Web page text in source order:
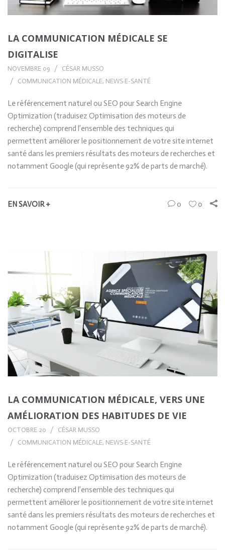
LA COMMUNICATION MÉDICALE SE
DIGITALISE
NOVEMBRE 09
CÉSAR MUSSO
COMMUNICATION MÉDICALE, NEWS E-SANTÉ
Le référencement naturel ou SEO pour Search Engine
Optimization (traduisez Optimisation des moteurs de
recherche) comprend l’ensemble des techniques qui
permettent améliorer le positionnement de votre site internet
santé dans les premiers résultats des moteurs de recherches et
notamment Google (qui représente 92% de parts de marché).
EN SAVOIR + 0 0
LA COMMUNICATION MÉDICALE, VERS UNE
AMÉLIORATION DES HABITUDES DE VIE
OCTOBRE 20
CÉSAR MUSSO
COMMUNICATION MÉDICALE, NEWS E-SANTÉ
Le référencement naturel ou SEO pour Search Engine
Optimization (traduisez Optimisation des moteurs de
recherche) comprend l’ensemble des techniques qui
permettent améliorer le positionnement de votre site internet
santé dans les premiers résultats des moteurs de recherches et
notamment Google (qui représente 92% de parts de marché).